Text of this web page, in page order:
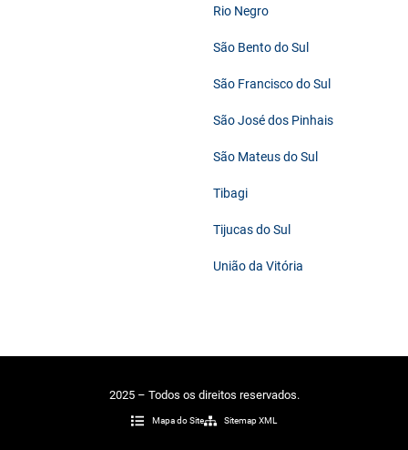
Rio Negro
São Bento do Sul
São Francisco do Sul
São José dos Pinhais
São Mateus do Sul
Tibagi
Tijucas do Sul
União da Vitória
2025 – Todos os direitos reservados.
Mapa do Site Sitemap XML